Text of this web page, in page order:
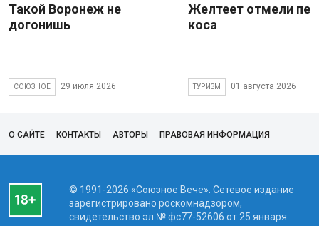
Такой Воронеж не
догонишь
СОЮЗНОЕ 29 июля 2026
Желтеет отмели
коса
ТУРИЗМ 01 августа 2026
О САЙТЕ КОНТАКТЫ АВТОРЫ ПРАВОВАЯ ИНФОРМАЦИЯ
© 1991-2026 «Союзное Вече». Сетевое издание
зарегистрировано роскомнадзором,
свидетельство эл № фc77-52606 от 25 января